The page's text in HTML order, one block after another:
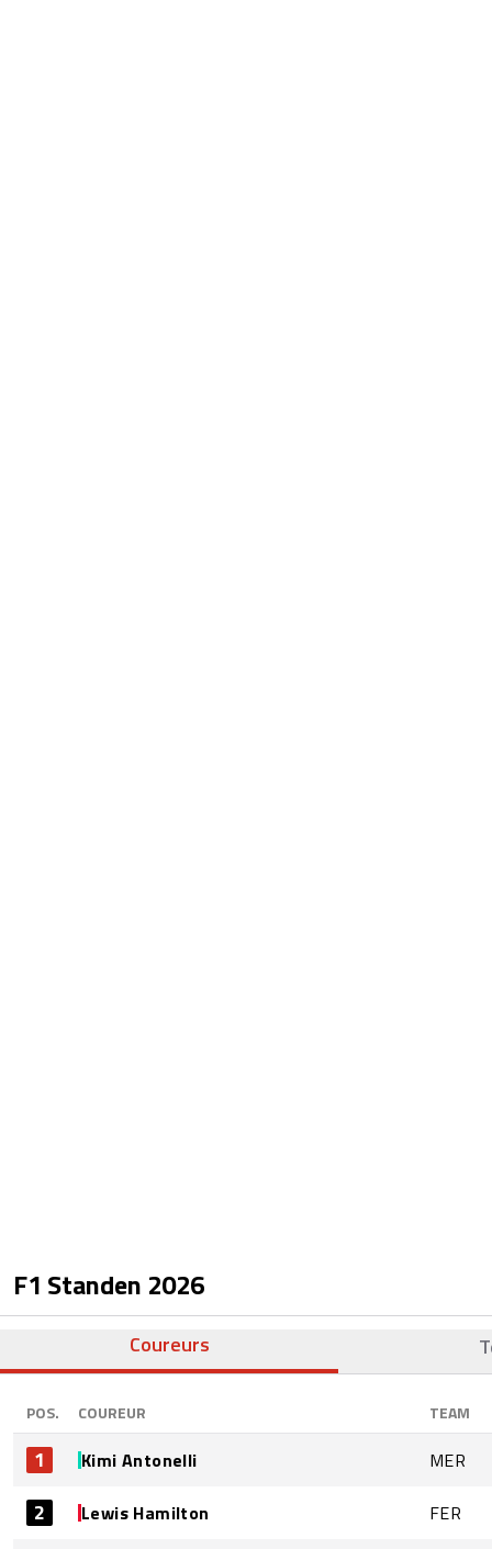
F1 Standen 2026
Coureurs
POS. COUREUR TEAM
1 Kimi Antonelli MER
2 Lewis Hamilton FER